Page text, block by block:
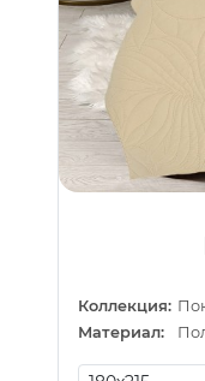
Коллекция:
Материал: